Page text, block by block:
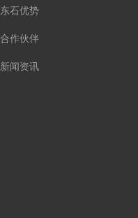
东石优势
合作伙伴
新闻资讯